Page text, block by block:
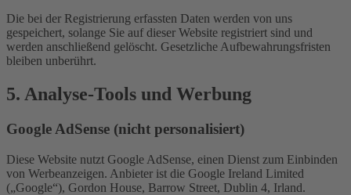
Die bei der Registrierung erfassten Daten werden von uns
gespeichert, solange Sie auf dieser Website registriert sind und
werden anschließend gelöscht. Gesetzliche Aufbewahrungsfristen
bleiben unberührt.
5. Analyse-Tools und Werbung
Google AdSense (nicht personalisiert)
Diese Website nutzt Google AdSense, einen Dienst zum Einbinden
von Werbeanzeigen. Anbieter ist die Google Ireland Limited
(„Google“), Gordon House, Barrow Street, Dublin 4, Irland.